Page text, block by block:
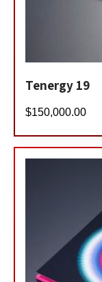
Tenergy 19
$150,000.00